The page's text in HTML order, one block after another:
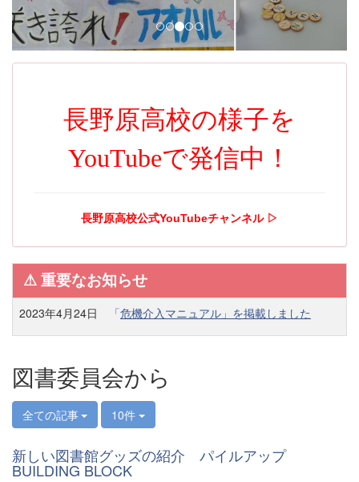
s
長野原高校の様子を
YouTubeで発信中！
長野原高校公式YouTubeチャンネル ▷
⚠︎ 重要なお知らせ
2023年4月24日 「危機介入マニュアル」を掲載しました
図書委員会から
全ての記事 10件
新しい図書館グッズの紹介 パイルアップ
BUILDING BLOCK